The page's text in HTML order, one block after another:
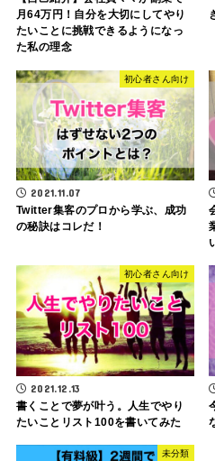
月64万円！自分を大切にしてやり
たいことに挑戦できるようになっ
た私の理念
初心者さん向け
2021.11.07
Twitter集客のプロから学ぶ、成功
の秘訣はコレだ！
初心者さん向け
2021.12.13
書くことで夢が叶う。人生でやり
たいことリスト100を書いてみた
未分類